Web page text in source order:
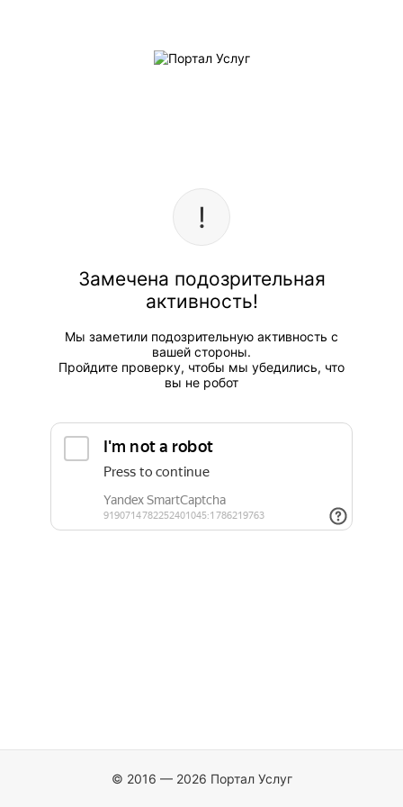
Замечена подозрительная
активность!
Мы заметили подозрительную активность с
вашей стороны.
Пройдите проверку, чтобы мы убедились, что
вы не робот
© 2016 — 2026 Портал Услуг